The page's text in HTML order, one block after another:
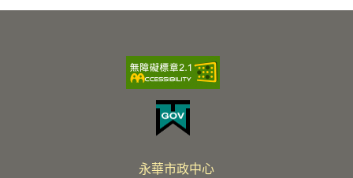
永華市政中心